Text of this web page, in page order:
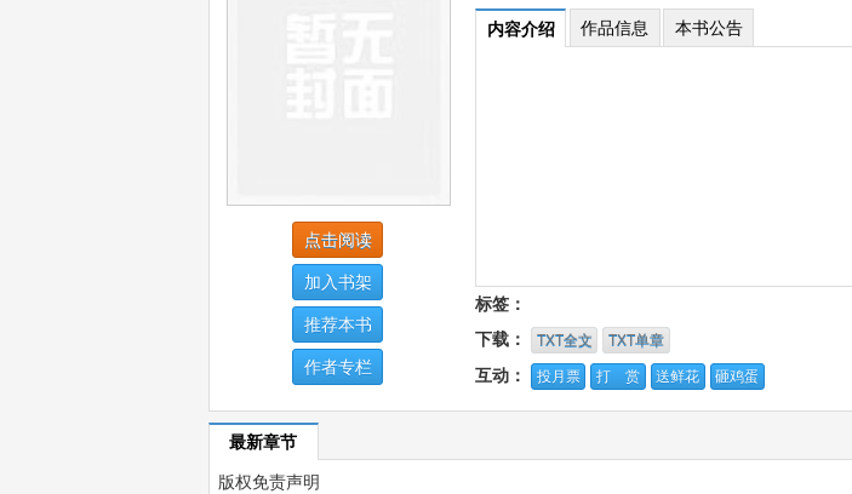
点击阅读
加入书架
推荐本书
作者专栏
内容介绍 作品信息 本书公告
标签：
下载：
TXT全文 TXT单章
互动： 投月票 打 赏 送鲜花 砸鸡蛋
最新章节
版权免责声明